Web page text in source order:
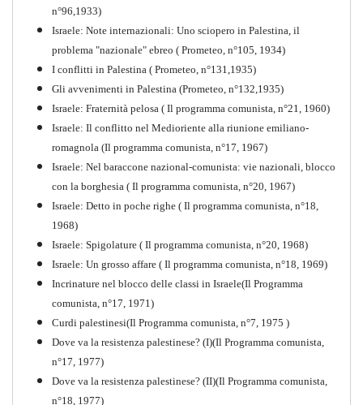
Storia della Sinistra
Comunista V
n°96,1933)
Israele: Note internazionali: Uno sciopero in Palestina, il
problema "nazionale" ebreo ( Prometeo, n°105, 1934)
I conflitti in Palestina ( Prometeo, n°131,1935)
Gli avvenimenti in Palestina (Prometeo, n°132,1935)
Israele: Fraternità pelosa ( Il programma comunista, n°21, 1960)
Israele: Il conflitto nel Medioriente alla riunione emiliano-
romagnola (Il programma comunista, n°17, 1967)
Israele: Nel baraccone nazional-comunista: vie nazionali, blocco
con la borghesia ( Il programma comunista, n°20, 1967)
Israele: Detto in poche righe ( Il programma comunista, n°18,
1968)
Israele: Spigolature ( Il programma comunista, n°20, 1968)
Israele: Un grosso affare ( Il programma comunista, n°18, 1969)
Incrinature nel blocco delle classi in Israele(Il Programma
comunista, n°17, 1971)
Curdi palestinesi(Il Programma comunista, n°7, 1975 )
Dove va la resistenza palestinese? (I)(Il Programma comunista,
n°17, 1977)
Dove va la resistenza palestinese? (II)(Il Programma comunista,
n°18, 1977)